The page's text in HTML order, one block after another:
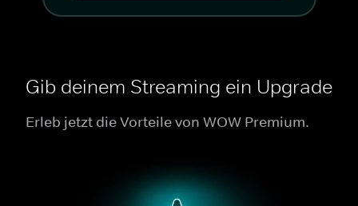
Gib deinem Streaming ein Upgrade
Erleb jetzt die Vorteile von WOW Premium.